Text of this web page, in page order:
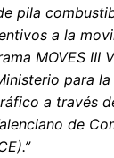
pila
a la
MOVES III
para
a través
de